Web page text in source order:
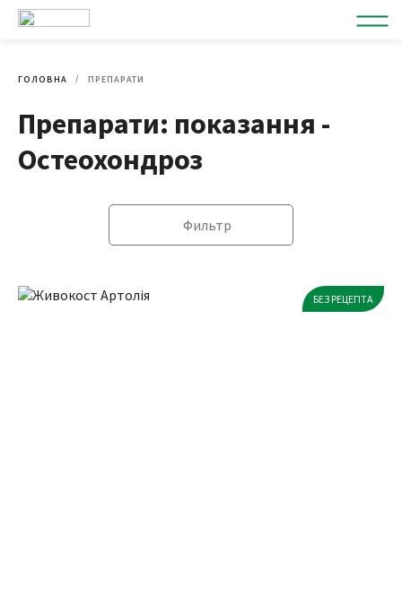
ГОЛОВНА ПРЕПАРАТИ
Препарати: показання -
Остеохондроз
Фильтр
БЕЗ РЕЦЕПТА